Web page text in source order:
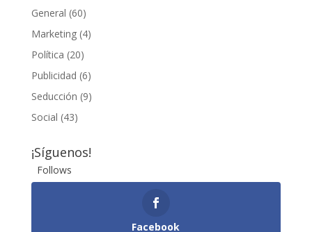
General (60)
Marketing(4)
Política (20)
Publicidad (6)
Seducción (9)
Social (43)
¡Síguenos!
Follows
Facebook